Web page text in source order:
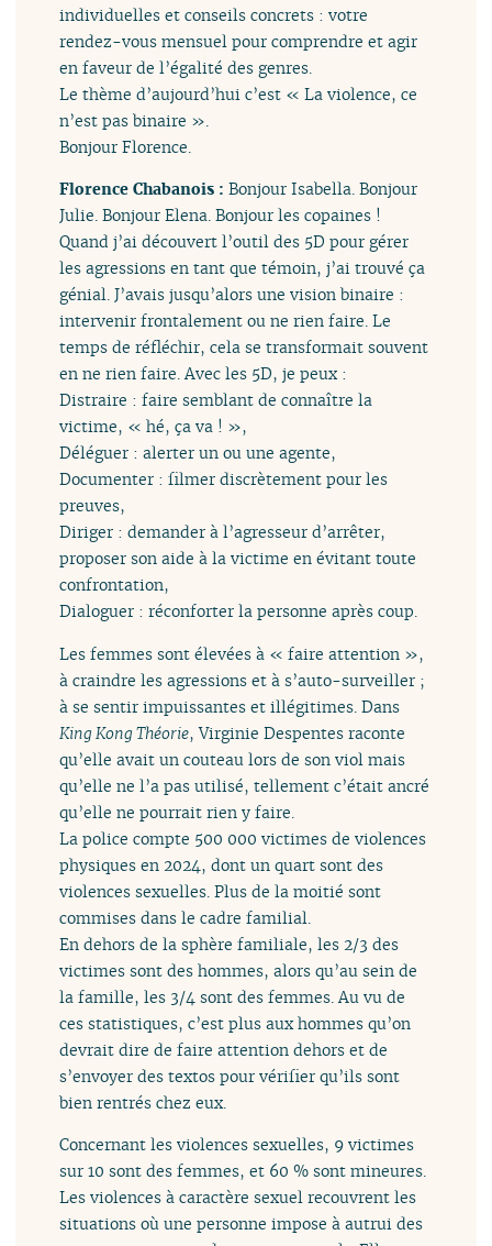
individuelles et conseils concrets : votre
rendez-vous mensuel pour comprendre et agir
en faveur de l’égalité des genres.
Le thème d’aujourd’hui c’est « La violence, ce
n’est pas binaire ».
Bonjour Florence.
Florence Chabanois :Bonjour Isabella. Bonjour
Julie. Bonjour Elena. Bonjour les copaines !
Quand j’ai découvert l’outil des 5D pour gérer
les agressions en tant que témoin, j’ai trouvé ça
génial. J’avais jusqu’alors une vision binaire :
intervenir frontalement ou ne rien faire. Le
temps de réfléchir, cela se transformait souvent
en ne rien faire. Avec les 5D, je peux :
Distraire : faire semblant de connaître la
victime, « hé, ça va ! »,
Déléguer : alerter un ou une agente,
Documenter : filmer discrètement pour les
preuves,
Diriger : demander à l’agresseur d’arrêter,
proposer son aide à la victime en évitant toute
confrontation,
Dialoguer : réconforter la personne après coup.
Les femmes sont élevées à « faire attention »,
à craindre les agressions et à s’auto-surveiller ;
à se sentir impuissantes et illégitimes. Dans
King Kong Théorie, Virginie Despentes raconte
qu’elle avait un couteau lors de son viol mais
qu’elle ne l’a pas utilisé, tellement c’était ancré
qu’elle ne pourrait rien y faire.
La police compte 500 000 victimes de violences
physiques en 2024, dont un quart sont des
violences sexuelles. Plus de la moitié sont
commises dans le cadre familial.
En dehors de la sphère familiale, les 2/3 des
victimes sont des hommes, alors qu’au sein de
la famille, les 3/4 sont des femmes. Au vu de
ces statistiques, c’est plus aux hommes qu’on
devrait dire de faire attention dehors et de
s’envoyer des textos pour vérifier qu’ils sont
bien rentrés chez eux.
Concernant les violences sexuelles, 9 victimes
sur 10 sont des femmes, et 60 % sont mineures.
Les violences à caractère sexuel recouvrent les
situations où une personne impose à autrui des